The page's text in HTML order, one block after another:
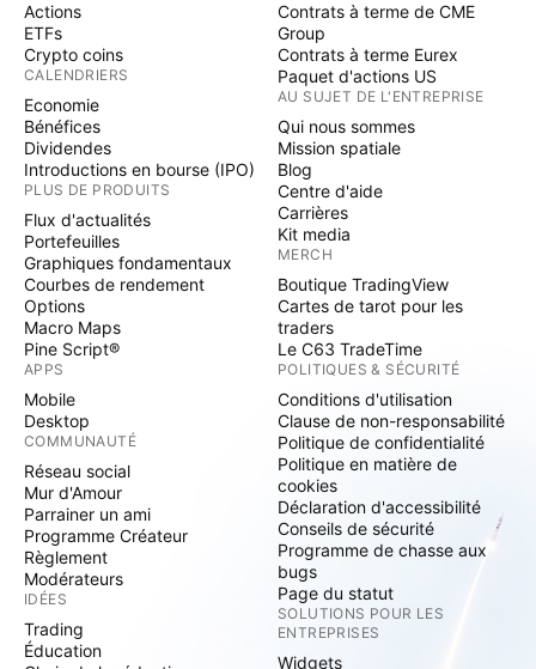
Actions
ETFs
Crypto coins
CALENDRIERS
Economie
Bénéfices
Dividendes
Introductions en bourse (IPO)
PLUS DE PRODUITS
Flux d'actualités
Portefeuilles
Graphiques fondamentaux
Courbes de rendement
Options
Macro Maps
Pine Script®
APPS
Mobile
Desktop
COMMUNAUTÉ
Réseau social
Mur d'Amour
Parrainer un ami
Programme Créateur
Règlement
Modérateurs
IDÉES
Trading
Éducation
Contrats à terme de CME
Group
Contrats à terme Eurex
Paquet d'actions US
AU SUJET DE L'ENTREPRISE
Qui nous sommes
Mission spatiale
Blog
Centre d'aide
Carrières
Kit media
MERCH
Boutique TradingView
Cartes de tarot pour les
traders
Le C63 TradeTime
POLITIQUES & SÉCURITÉ
Conditions d'utilisation
Clause de non-responsabilité
Politique de confidentialité
Politique en matière de
cookies
Déclaration d'accessibilité
Conseils de sécurité
Programme de chasse aux
bugs
Page du statut
SOLUTIONS POUR LES
ENTREPRISES
Widgets